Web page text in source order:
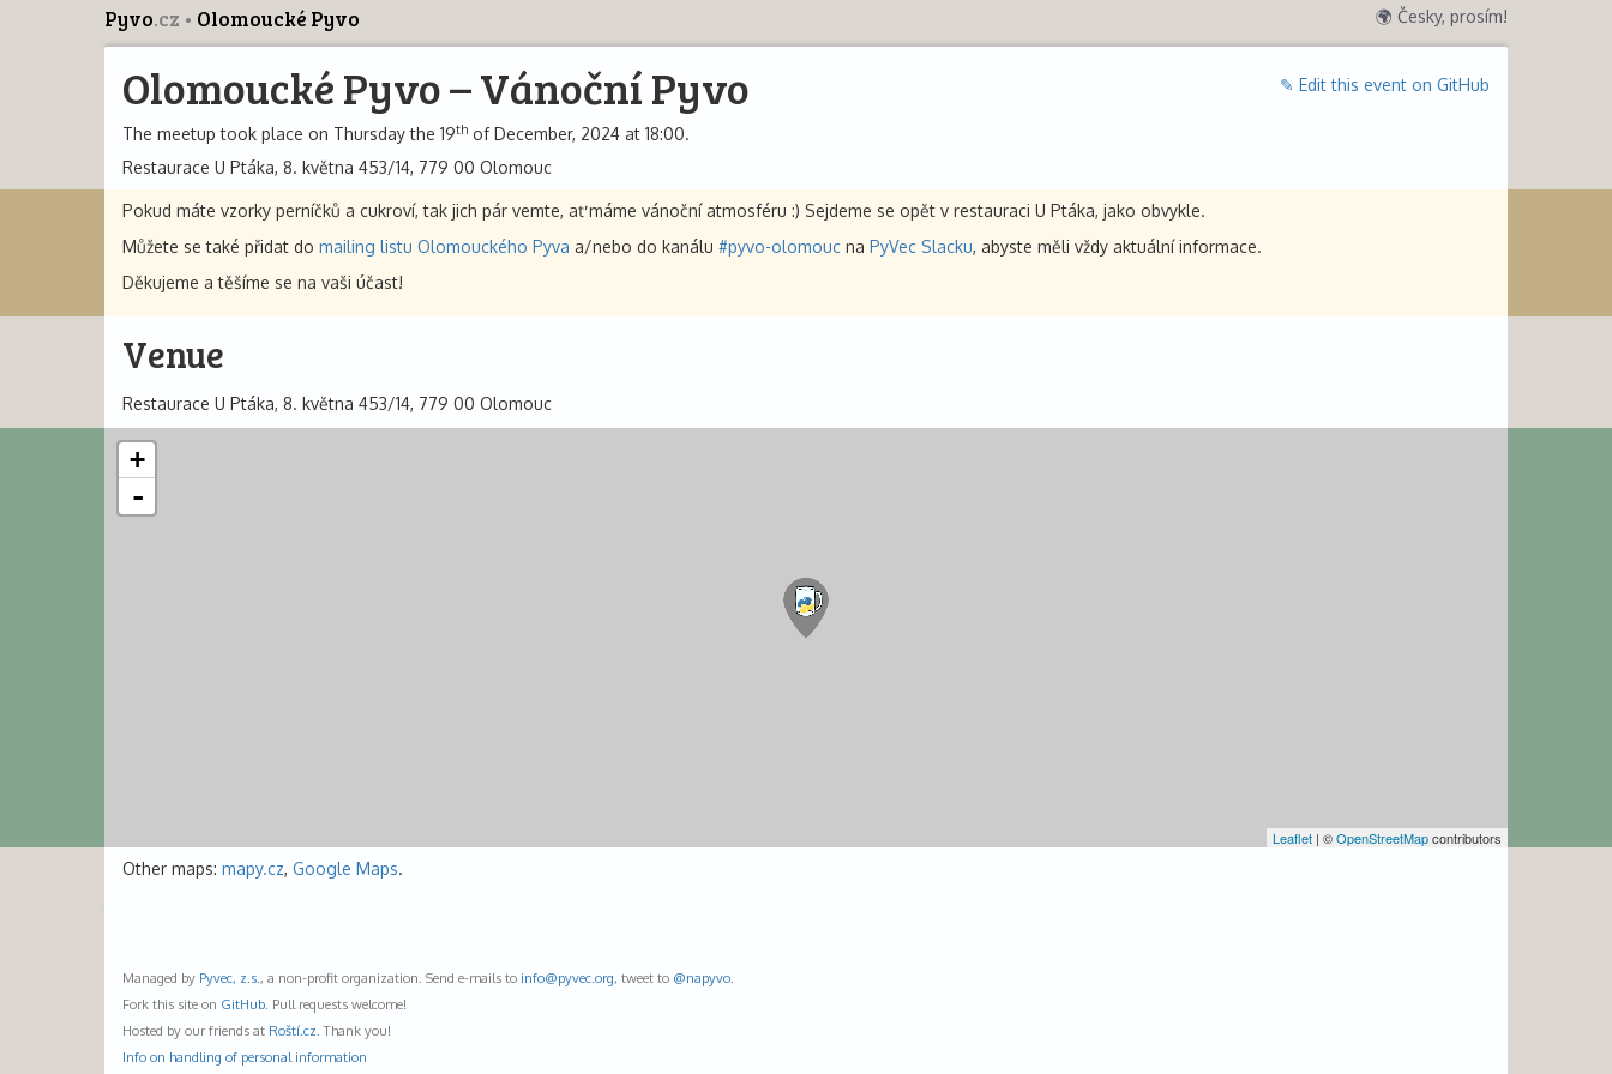
Pyvo.cz Olomoucké Pyvo 🌍 Česky, prosím!
✎ Edit this event on GitHub
Olomoucké Pyvo – Vánoční Pyvo
The meetup took place on Thursday the 19th of December, 2024 at 18:00.
Restaurace U Ptáka, 8. května 453/14, 779 00 Olomouc
Pokud máte vzorky perníčků a cukroví, tak jich pár vemte, ať máme vánoční atmosféru :) Sejdeme se opět v restauraci U Ptáka, jako obvykle.
Můžete se také přidat do mailing listu Olomouckého Pyva a/nebo do kanálu #pyvo-olomouc na PyVec Slacku, abyste měli vždy aktuální informace.
Děkujeme a těšíme se na vaši účast!
Venue
Restaurace U Ptáka, 8. května 453/14, 779 00 Olomouc
+
-
Leaflet | ©OpenStreetMapcontributors
Other maps: mapy.cz, Google Maps.
Managed by Pyvec, z.s. , a non-profit organization. Send e-mails to info@pyvec.org, tweet to @napyvo
Fork this site on GitHub . Pull requests welcome!
Hosted by our friends at Roští.cz . Thank you!
Info on handling of personal information